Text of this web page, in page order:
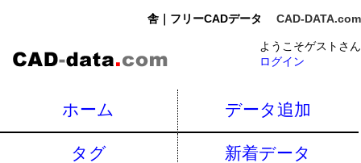
舎｜フリーCADデータ CAD-DATA.com
ようこそゲストさん
ログイン
ホーム データ追加
タグ 新着データ